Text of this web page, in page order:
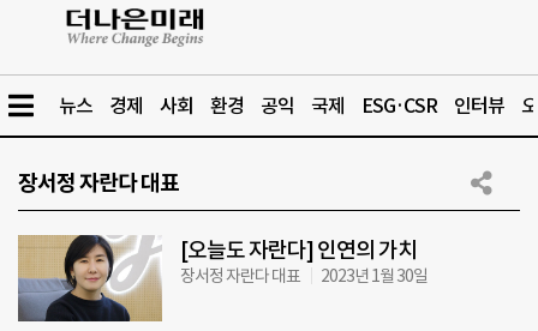
뉴스 경제 사회 환경 공익 국제 ESG·CSR 인터뷰
장서정 자란다 대표
[오늘도 자란다] 인연의 가치
장서정 자란다 대표 2023년 1월 30일